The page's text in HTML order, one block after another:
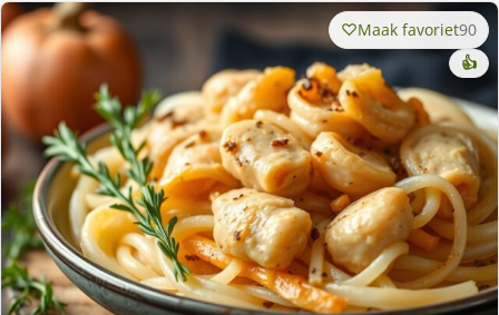
Maak favoriet90
👍